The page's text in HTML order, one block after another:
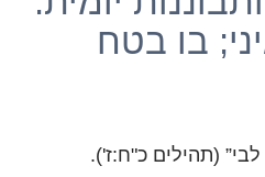
בו בטח
לבי” (תהילים כ"ח:ז').